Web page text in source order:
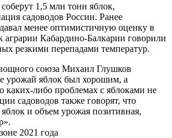
1,5 млн тонн яблок,
садоводов России. Ранее
менее оптимистичную оценку в
аграрии Кабардино-Балкарии говорили
резкими перепадами температур.
союза Михаил Глушков
урожай яблок был хорошим, а
каких-либо проблемах с яблоками не
садоводов также говорят, что
и объем урожая позитивная,
2021 года